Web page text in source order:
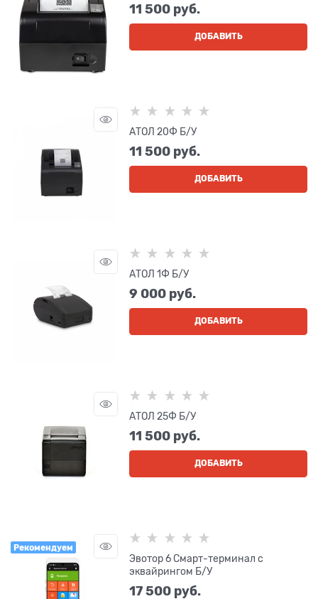
11 500 руб.
ДОБАВИТЬ
АТОЛ 20Ф Б/У
11 500 руб.
ДОБАВИТЬ
АТОЛ 1Ф Б/У
9 000 руб.
ДОБАВИТЬ
АТОЛ 25Ф Б/У
11 500 руб.
ДОБАВИТЬ
Рекомендуем
Эвотор 6 Смарт-терминал с
эквайрингом Б/У
17 500 руб.